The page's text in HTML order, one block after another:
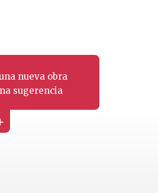
nueva obra
sugerencia